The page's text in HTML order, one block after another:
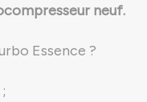
neuf.
Essence ?